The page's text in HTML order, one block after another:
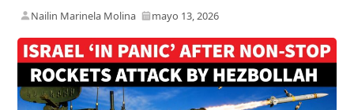
Nailin Marinela Molina mayo 13, 2026